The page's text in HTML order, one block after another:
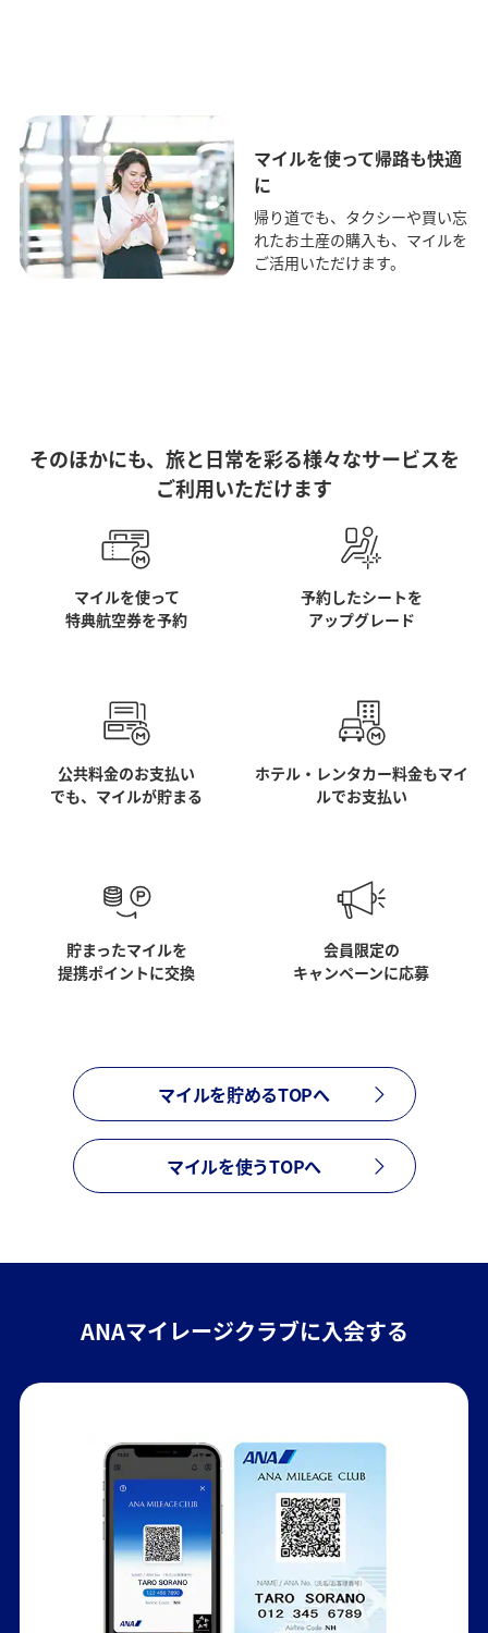
マイルを使って帰路も快適
に
帰り道でも、タクシーや買い忘
れたお土産の購入も、マイルを
ご活用いただけます。
そのほかにも、旅と日常を彩る様々なサービスを
ご利用いただけます
マイルを使って
特典航空券を予約
予約したシートを
アップグレード
公共料金のお支払い
でも、マイルが貯まる
ホテル・レンタカー料金もマイ
ルでお支払い
貯まったマイルを
提携ポイントに交換
会員限定の
キャンペーンに応募
マイルを貯めるTOPへ
マイルを使うTOPへ
ANAマイレージクラブに入会する